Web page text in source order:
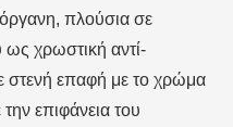
πλούσια σε
χρωστική αντί-
στενή επαφή με το χρώμα
επιφάνεια του